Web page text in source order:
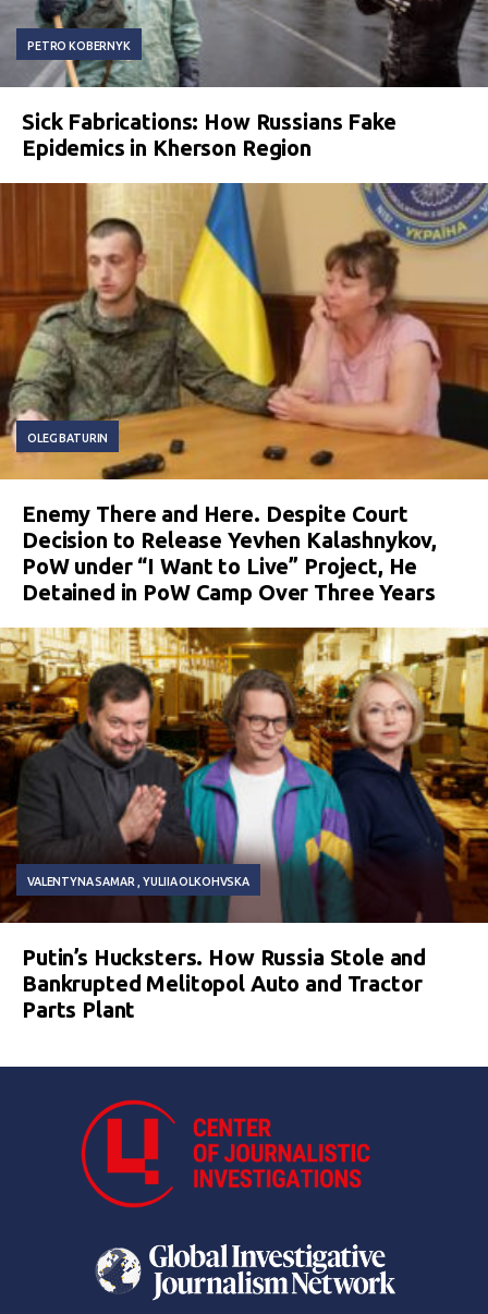
PETRO KOBERNYK
Sick Fabrications: How Russians Fake
Epidemics in Kherson Region
OLEG BATURIN
Enemy There and Here. Despite Court
Decision to Release Yevhen Kalashnykov,
PoW under “I Want to Live” Project, He
Detained in PoW Camp Over Three Years
VALENTYNA SAMAR YULIIA OLKOHVSKA
Putin’s Hucksters. How Russia Stole and
Bankrupted Melitopol Auto and Tractor
Parts Plant